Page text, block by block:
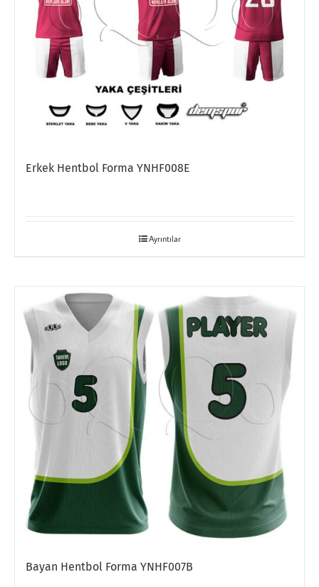
Erkek Hentbol Forma YNHF008E
Ayrıntılar
Bayan Hentbol Forma YNHF007B